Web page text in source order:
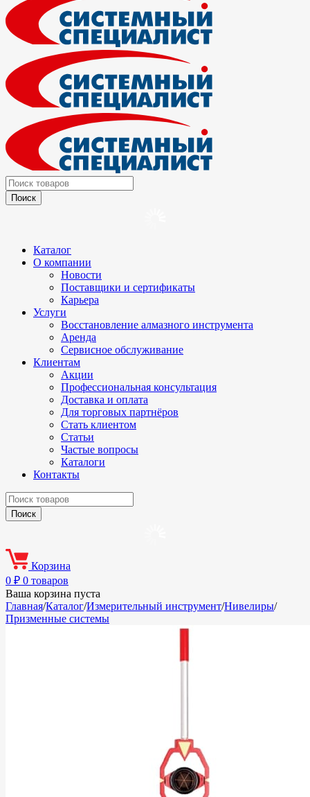
Каталог
О компании
Новости
Поставщики и сертификаты
Карьера
Услуги
Восстановление алмазного инструмента
Аренда
Сервисное обслуживание
Клиентам
Акции
Профессиональная консультация
Доставка и оплата
Для торговых партнёров
Стать клиентом
Статьи
Частые вопросы
Каталоги
Контакты
Корзина
0 ₽ 0 товаров
Ваша корзина пуста
Главная/Каталог/Измерительный инструмент/Нивелиры/
Призменные системы